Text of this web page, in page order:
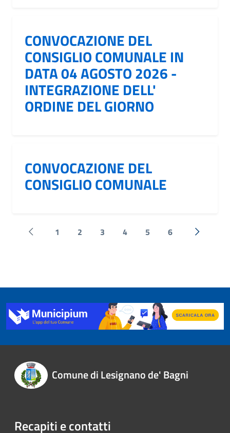
CONVOCAZIONE DEL
CONSIGLIO COMUNALE IN
DATA 04 AGOSTO 2026 -
INTEGRAZIONE DELL'
ORDINE DEL GIORNO
CONVOCAZIONE DEL
CONSIGLIO COMUNALE
Pagina precedente
1 2 3 4 5 6
Comune di Lesignano de' Bagni
Recapiti e contatti